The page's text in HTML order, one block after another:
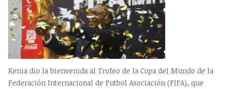
Kenia dio la bienvenida al Trofeo de la Copa del Mundo de la
Federación Internacional de Futbol Asociación (FIFA), que